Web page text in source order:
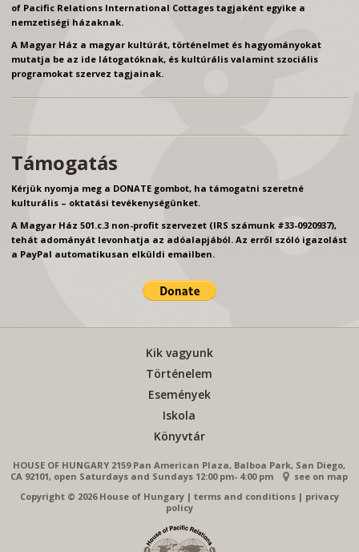
of Pacific Relations International Cottages tagjaként egyike a
nemzetiségi házaknak.
A Magyar Ház a magyar kultúrát, történelmet és hagyományokat
mutatja be az ide látogatóknak, és kultúrális valamint szociális
programokat szervez tagjainak.
Támogatás
Kérjük nyomja meg a DONATE gombot, ha támogatni szeretné
kulturális – oktatási tevékenységünket.
A Magyar Ház 501.c.3 non-profit szervezet (IRS számunk #33-0920937),
tehát adományát levonhatja az adóalapjából. Az erről szóló igazolást
a PayPal automatikusan elküldi emailben.
Kik vagyunk
Történelem
Események
Iskola
Könyvtár
HOUSE OF HUNGARY 2159 Pan American Plaza, Balboa Park, San Diego,
CA 92101, open Saturdays and Sundays 12:00 pm- 4:00 pm
see on map
Copyright © 2026 House of Hungary | terms and conditions| privacy
policy